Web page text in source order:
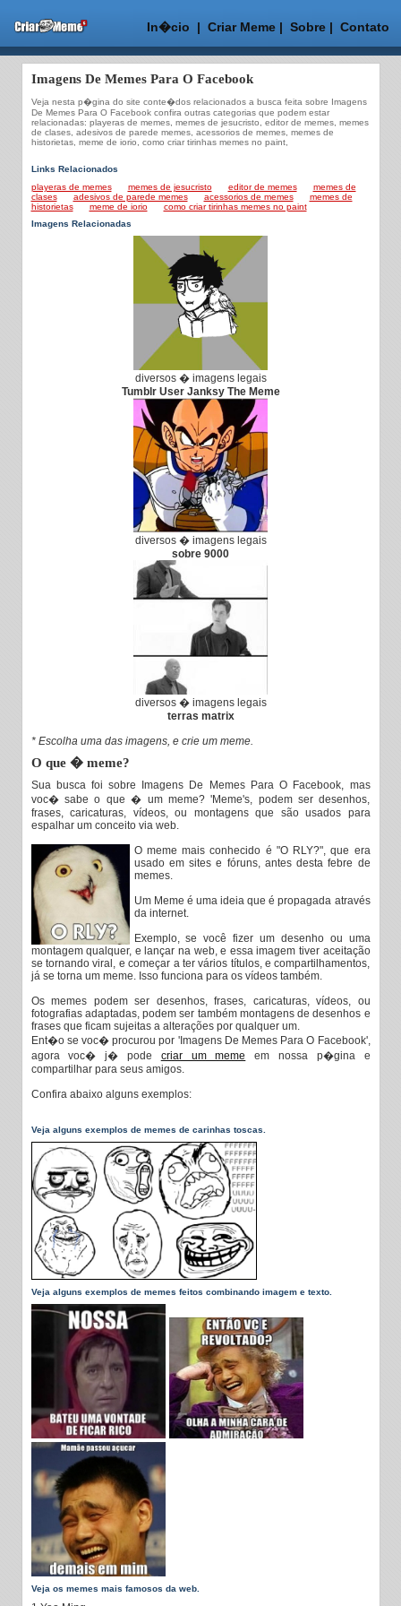
In�cio | Criar Meme| Sobre| Contato
Imagens De Memes Para O Facebook
Veja nesta p�gina do site conte�dos relacionados a busca feita sobre Imagens
De Memes Para O Facebook confira outras categorias que podem estar
relacionadas: playeras de memes, memes de jesucristo, editor de memes, memes
de clases, adesivos de parede memes, acessorios de memes, memes de
historietas, meme de iorio, como criar tirinhas memes no paint,
Links Relacionados
playeras de memes
memes de jesucristo editor de memes
memes de
clases
adesivos de parede memes acessorios de memes
memes de
historietas
meme de iorio
como criar tirinhas memes no paint
Imagens Relacionadas
diversos � imagens legais
Tumblr User Janksy The Meme
diversos � imagens legais
sobre 9000
diversos � imagens legais
terras matrix
* Escolha uma das imagens, e crie um meme.
O que � meme?
Sua busca foi sobre Imagens De Memes Para O Facebook, mas
voc� sabe o que � um meme? 'Meme's, podem ser desenhos,
frases, caricaturas, vídeos, ou montagens que são usados para
espalhar um conceito via web.
O meme mais conhecido é "O RLY?", que era
usado em sites e fóruns, antes desta febre de
memes.
Um Meme é uma ideia que é propagada através
da internet.
Exemplo, se você fizer um desenho ou uma
montagem qualquer, e lançar na web, e essa imagem tiver aceitação
se tornando viral, e começar a ter vários títulos, e compartilhamentos,
já se torna um meme. Isso funciona para os vídeos também.
Os memes podem ser desenhos, frases, caricaturas, vídeos, ou
fotografias adaptadas, podem ser também montagens de desenhos e
frases que ficam sujeitas a alterações por qualquer um.
Ent�o se voc� procurou por 'Imagens De Memes Para O Facebook',
agora voc� j� pode criar um meme em nossa p�gina e
compartilhar para seus amigos.
Confira abaixo alguns exemplos:
Veja alguns exemplos de memes de carinhas toscas.
Veja alguns exemplos de memes feitos combinando imagem e texto.
Veja os memes mais famosos da web.